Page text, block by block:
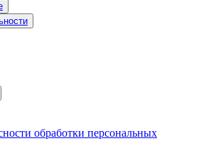
обработки персональных